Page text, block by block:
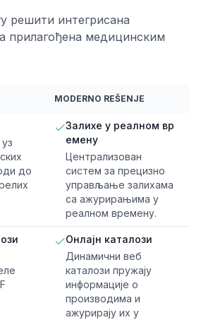
решити интегрисана
прилагођена медицинским
MODERNO REŠENJE
до
Залихе у реалном вр
емену
Централизован
систем за прецизно
управљање залихама
са ажурирањима у
реалном времену.
Онлајн каталози
Динамични веб
каталози пружају
информације о
производима и
ажурирају их у